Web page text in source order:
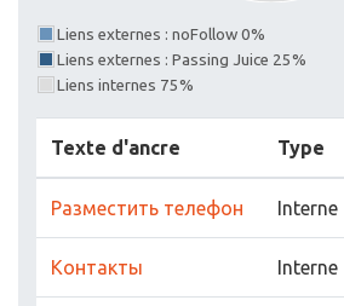
Liens externes : noFollow 0%
Liens externes : Passing Juice 25%
Liens internes 75%
Texte d'ancre Type
Разместить телефон Interne
Контакты Interne